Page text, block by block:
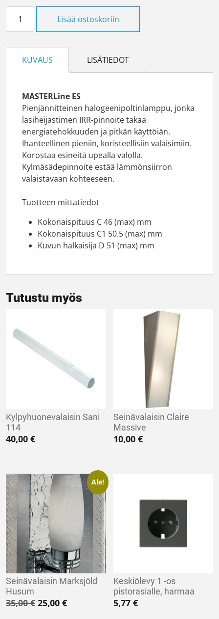
Lisää ostoskoriin
KUVAUS LISÄTIEDOT
MASTERLine ES
Pienjännitteinen halogeenipoltinlamppu, jonka
lasiheijastimen IRR-pinnoite takaa
energiatehokkuuden ja pitkän käyttöiän.
Ihanteellinen pieniin, koristeellisiin valaisimiin.
Korostaa esineitä upealla valolla.
Kylmäsädepinnoite estää lämmönsiirron
valaistavaan kohteeseen.
Tuotteen mittatiedot
Kokonaispituus C 46 (max) mm
Kokonaispituus C1 50.5 (max) mm
Kuvun halkaisija D 51 (max) mm
Tutustu myös
Kylpyhuonevalaisin Sani
114
40,00 €
Seinävalaisin Claire
Massive
10,00€
Ale!
Seinävalaisin Marksjöld
Husum
35,00€ Alkuperäinen hinta oli: 35,00 €.
25,00 €Nykyinen hinta on: 25,00 €.
Keskiölevy 1 -os
pistorasialle, harmaa
5,77€